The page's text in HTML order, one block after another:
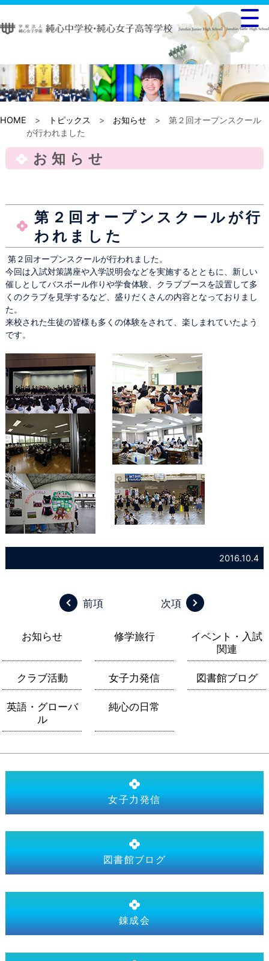
HOME > トピックス > お知らせ > 第２回オープンスクール
が行われました
お知らせ
第２回オープンスクールが行
われました
第２回オープンスクールが行われました。
今回は入試対策講座や入学説明会などを実施するとともに、新しい
催しとしてバスボール作りや学食体験、クラブブースを設置して多
くのクラブを見学するなど、盛りだくさんの内容となっておりまし
た。
来校された生徒の皆様も多くの体験をされて、楽しまれていたよう
です。
2016.10.4
前項 次項
お知らせ 修学旅行
イベント・入試
関連
クラブ活動 女子力発信 図書館ブログ
英語・グローバ
ル
純心の日常
女子力発信
図書館ブログ
錬成会